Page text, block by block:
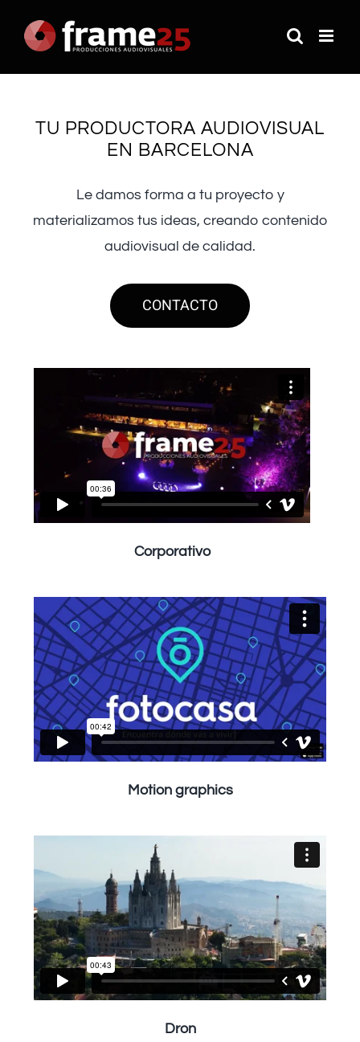
TU PRODUCTORA AUDIOVISUAL
EN BARCELONA
Le damos forma a tu proyecto y
materializamos tus ideas, creando contenido
audiovisual de calidad.
CONTACTO
Corporativo
Motion graphics
Dron